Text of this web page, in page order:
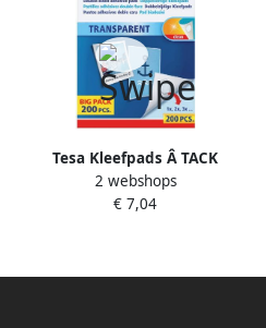
Tesa Kleefpads Â TACK
dubbelzijdig transparant 200
stuks 200 stuks
2 webshops
€ 7,04